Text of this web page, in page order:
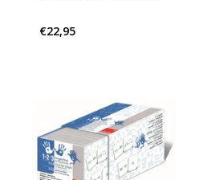
€22,95